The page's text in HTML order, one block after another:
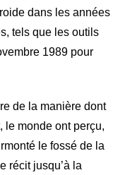
dans les années
tels que les outils
1989 pour
de la manière dont
le monde ont perçu,
le fossé de la
récit jusqu’à la